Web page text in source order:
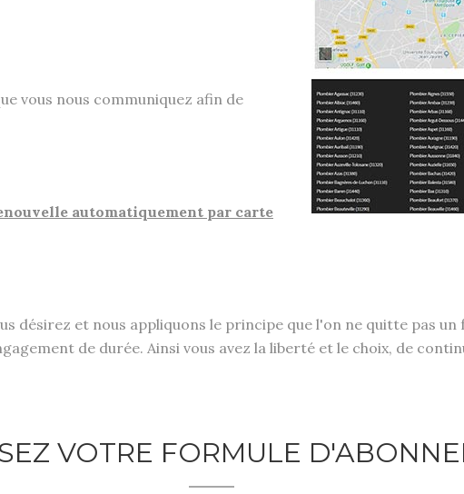
vous nous communiquez afin de
automatiquement par carte
désirez et nous appliquons le principe que l'on ne quitte pas
de durée. Ainsi vous avez la liberté et le choix, de
VOTRE FORMULE